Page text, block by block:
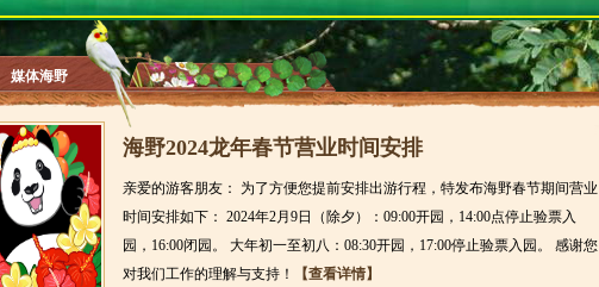
媒体海野
海野2024龙年春节营业时间安排
亲爱的游客朋友： 为了方便您提前安排出游行程，特发布海野春节期间营业
时间安排如下： 2024年2月9日（除夕）：09:00开园，14:00点停止验票入
园，16:00闭园。 大年初一至初八：08:30开园，17:00停止验票入园。 感谢您
对我们工作的理解与支持！
【查看详情】